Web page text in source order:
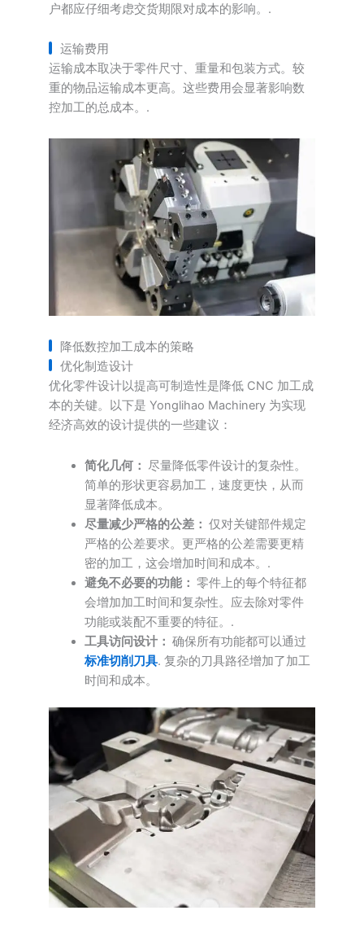
户都应仔细考虑交货期限对成本的影响。.
运输费用
运输成本取决于零件尺寸、重量和包装方式。较
重的物品运输成本更高。这些费用会显著影响数
控加工的总成本。.
降低数控加工成本的策略
优化制造设计
优化零件设计以提高可制造性是降低 CNC 加工成
本的关键。以下是 Yonglihao Machinery 为实现
经济高效的设计提供的一些建议：
简化几何： 尽量降低零件设计的复杂性。
简单的形状更容易加工，速度更快，从而
显著降低成本。
尽量减少严格的公差： 仅对关键部件规定
严格的公差要求。更严格的公差需要更精
密的加工，这会增加时间和成本。.
避免不必要的功能： 零件上的每个特征都
会增加加工时间和复杂性。应去除对零件
功能或装配不重要的特征。.
工具访问设计： 确保所有功能都可以通过
标准切削刀具. 复杂的刀具路径增加了加工
时间和成本。